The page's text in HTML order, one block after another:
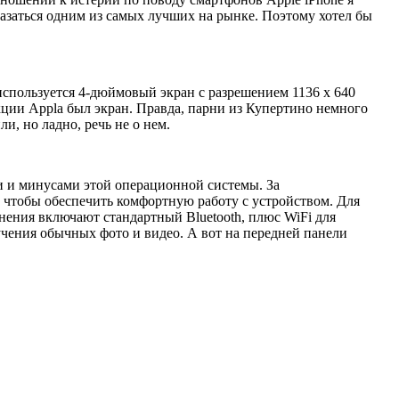
одним из самых лучших на рынке. Поэтому хотел бы
4-дюймовый экран с разрешением 1136 x 640
Appla был экран. Правда, парни из Купертино немного
но ладно, речь не о нем.
и минусами этой операционной системы. За
обеспечить комфортную работу с устройством. Для
включают стандартный Bluetooth, плюс WiFi для
обычных фото и видео. А вот на передней панели